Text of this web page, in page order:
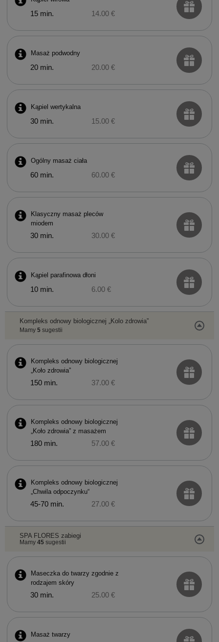
15 min. 14.00 €
Masaż podwodny
20 min. 20.00 €
Kąpiel wertykalna
30 min. 15.00 €
Ogólny masaż ciała
60 min. 60.00 €
Klasyczny masaż pleców
miodem
30 min. 30.00 €
Kąpiel parafinowa dłoni
10 min. 6.00 €
Kompleks odnowy biologicznej „Kolo zdrowia”
Mamy 5sugestii
Kompleks odnowy biologicznej
„Koło zdrowia”
150 min. 37.00 €
Kompleks odnowy biologicznej
„Koło zdrowia” z masażem
180 min. 57.00 €
Kompleks odnowy biologicznej
„Chwila odpoczynku“
45-70 min. 27.00 €
SPA FLORES zabiegi
Mamy 45sugestii
Maseczka do twarzy zgodnie z
rodzajem skóry
30 min. 25.00 €
Masaż twarzy